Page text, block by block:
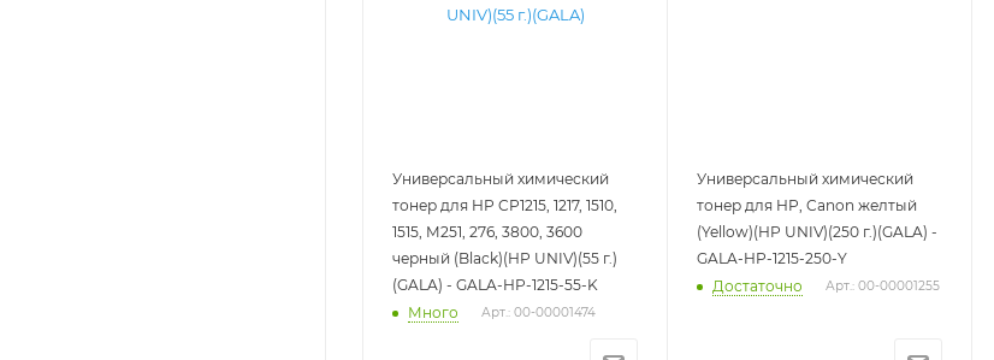
Универсальный химический
тонер для HP CP1215, 1217, 1510,
1515, M251, 276, 3800, 3600
черный (Black)(HP UNIV)(55 г.)
(GALA) - GALA-HP-1215-55-K
Много
Арт.: 00-00001474
Универсальный химический
тонер для HP, Canon желтый
(Yellow)(HP UNIV)(250 г.)(GALA) -
GALA-HP-1215-250-Y
Достаточно
Арт.: 00-00001255